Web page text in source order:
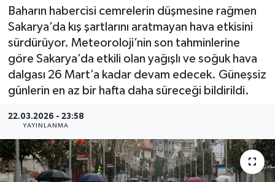
Baharın habercisi cemrelerin düşmesine rağmen
Sakarya’da kış şartlarını aratmayan hava etkisini
sürdürüyor. Meteoroloji’nin son tahminlerine
göre Sakarya’da etkili olan yağışlı ve soğuk hava
dalgası 26 Mart’a kadar devam edecek. Güneşsiz
günlerin en az bir hafta daha süreceği bildirildi.
22.03.2026 - 23:58
YAYINLANMA
Haber Arşivi